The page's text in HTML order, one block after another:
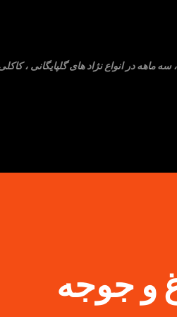
در انواع نژاد های گلپایگانی ،
و جوجه